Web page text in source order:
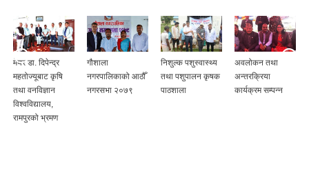
मेयर डा. दिपेन्द्र
महतोज्यूबाट कृषि
तथा वनविज्ञान
विश्वविद्यालय,
रामपुरको भ्रमण
गौशाला
नगरपालिकाको आठौँ
नगरसभा २०७९
निशुल्क पशुस्वास्थ्य
तथा पशुपालन कृषक
पाठशाला
अवलोकन तथा
अन्तरक्रिया
कार्यक्रम सम्पन्न